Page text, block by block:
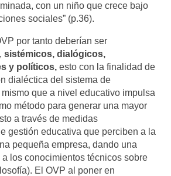
con un niño que crece bajo
sociales” (p.36).
por tanto deberían ser
, sistémicos, dialógicos,
y políticos, esto con la finalidad de
dialéctica del sistema de
que a nivel educativo impulsa
método para generar una mayor
a través de medidas
gestión educativa que perciben a la
pequeña empresa, dando una
los conocimientos técnicos sobre
El OVP al poner en